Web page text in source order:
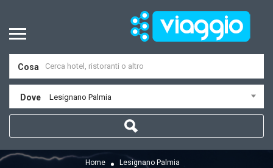
Cosa
Dove Lesignano Palmia
Home Lesignano Palmia